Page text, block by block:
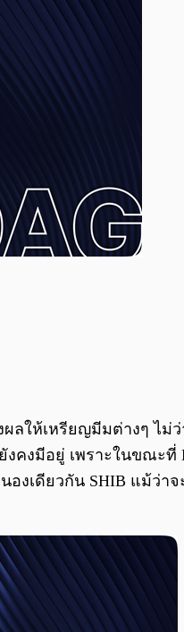
ลให้เหรียญมีมต่างๆ ไม่ว่
มีอยู่ เพราะในขณะที่
งเดียวกัน SHIB แม้ว่